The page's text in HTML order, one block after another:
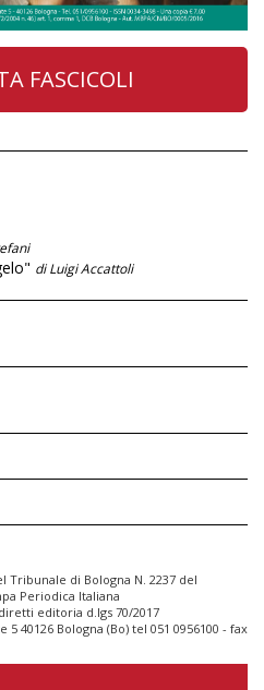
FASCICOLI
di Luigi Accattoli
Tribunale di Bologna N. 2237 del
Periodica Italiana
editoria d.lgs 70/2017
40126 Bologna (Bo) tel 051 0956100 - fax